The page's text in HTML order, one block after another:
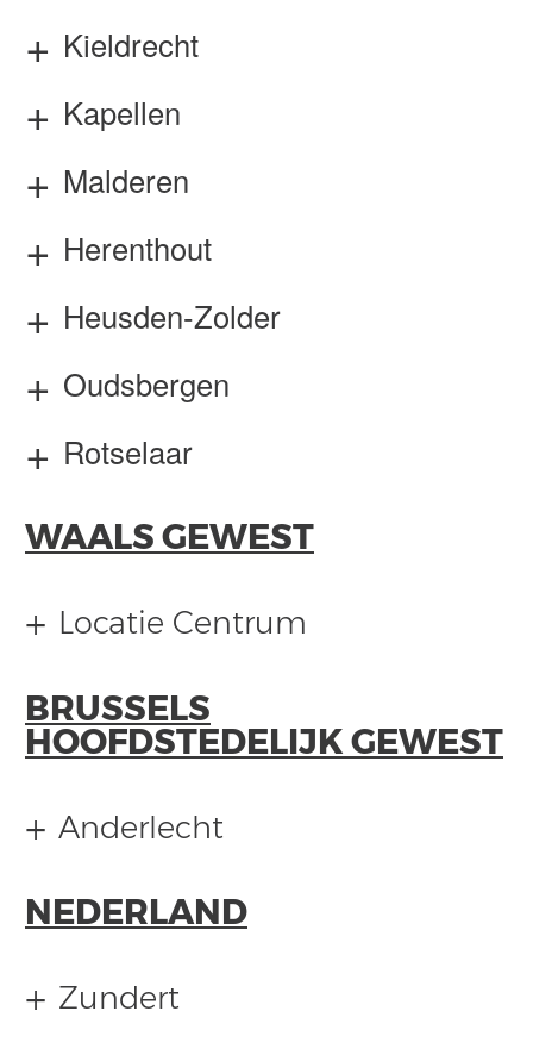
Kieldrecht
Kapellen
Malderen
Herenthout
Heusden-Zolder
Oudsbergen
Rotselaar
WAALS GEWEST
Locatie Centrum
BRUSSELS
HOOFDSTEDELIJK GEWEST
Anderlecht
NEDERLAND
Zundert